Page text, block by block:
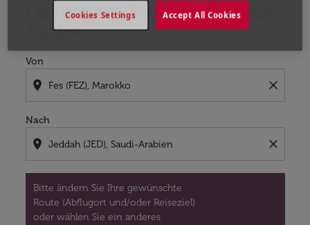
Die nächsten Flüge von Fes nach
Jeddah
Von
location_on close
Nach
location_on close
Bitte ändern Sie Ihre gewünschte
Route (Abflugort und/oder Reiseziel)
oder wählen Sie ein anderes
Bitte ändern Sie Ihre gewünschte Route (Abflugort
Accept All Cookies
Cookies Settings